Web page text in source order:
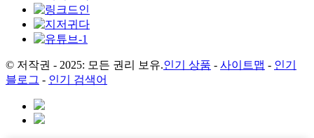
© 저작권 - 2025: 모든 권리 보유.인기 상품 - 사이트맵 - 인기
블로그 - 인기 검색어